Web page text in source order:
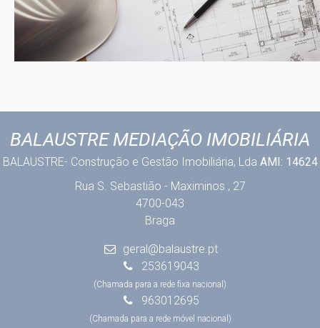
BALAUSTRE MEDIAÇÃO IMOBILIÁRIA
BALAUSTRE- Construção e Gestão Imobiliária, Lda AMI: 14624
Rua S. Sebastião - Maximinos , 27
4700-043
Braga
geral@balaustre.pt
253619043
(Chamada para a rede fixa nacional)
963012695
(Chamada para a rede móvel nacional)